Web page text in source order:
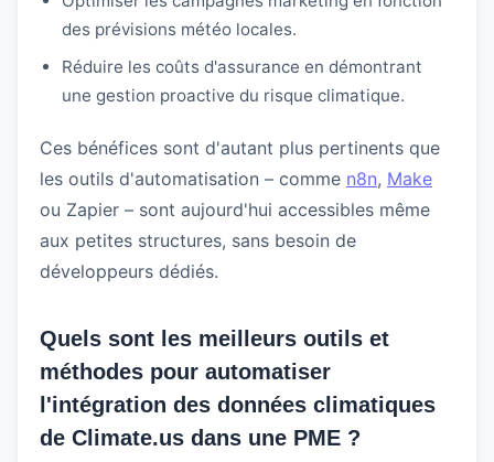
des prévisions météo locales.
Réduire les coûts d'assurance en démontrant
une gestion proactive du risque climatique.
Ces bénéfices sont d'autant plus pertinents que
les outils d'automatisation – comme n8n, Make
ou Zapier – sont aujourd'hui accessibles même
aux petites structures, sans besoin de
développeurs dédiés.
Quels sont les meilleurs outils et
méthodes pour automatiser
l'intégration des données climatiques
de Climate.us dans une PME ?